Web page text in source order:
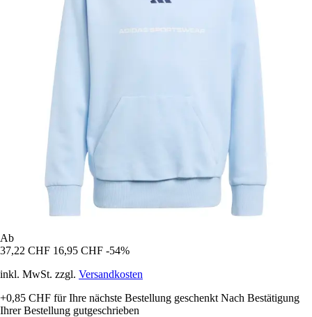
Ab
37,22 CHF 16,95 CHF -54%
inkl. MwSt. zzgl. Versandkosten
+0,85 CHF für Ihre nächste Bestellung geschenkt Nach Bestätigung
Ihrer Bestellung gutgeschrieben